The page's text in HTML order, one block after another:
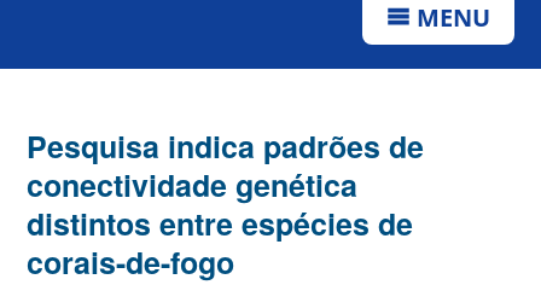
MENU
Pesquisa indica padrões de
conectividade genética
distintos entre espécies de
corais-de-fogo